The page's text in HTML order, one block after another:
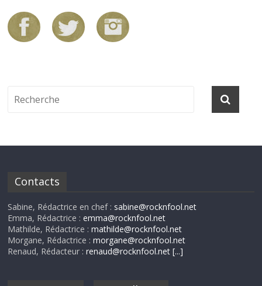
Contacts
Sabine, Rédactrice en chef : sabine@rocknfool.net
Emma, Rédactrice :emma@rocknfool.net
Mathilde, Rédactrice :mathilde@rocknfool.net
Morgane, Rédactrice :morgane@rocknfool.net
Renaud, Rédacteur :renaud@rocknfool.net [...]